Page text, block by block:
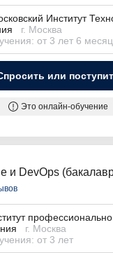
Институт
г. Москва
от 3 лет 6
или
Это онлайн-обучение
и DevOps
г. Москва
от 3 лет